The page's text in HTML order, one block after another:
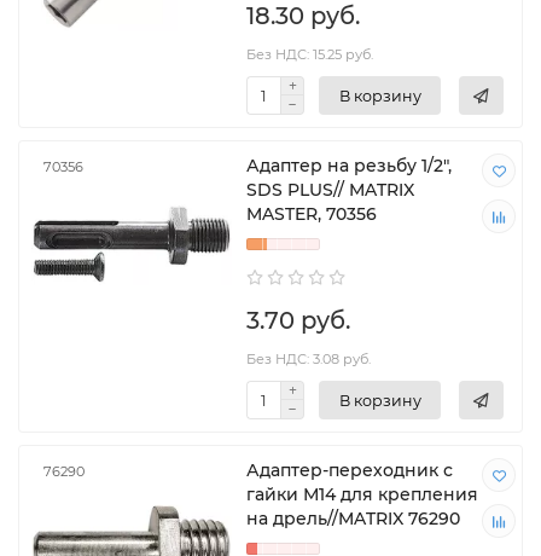
18.30 руб.
Без НДС: 15.25 руб.
В корзину
70356
Адаптер на резьбу 1/2",
SDS PLUS// MATRIX
MASTER, 70356
3.70 руб.
Без НДС: 3.08 руб.
В корзину
76290
Адаптер-переходник с
гайки М14 для крепления
на дрель//MATRIX 76290